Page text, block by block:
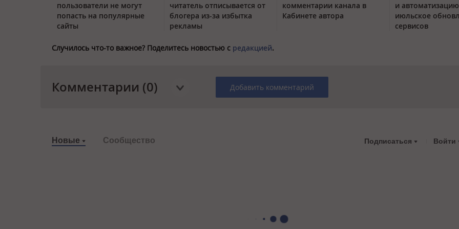
пользователи не могут
попасть на популярные
сайты
читатель отписывается от
блогера из-за избытка
рекламы
комментарии канала в
Кабинете автора
и
июльское
сервисов
Случилось что-то важное? Поделитесь новостью с редакцией.
Комментарии (0) Добавить комментарий
Новые Сообщество Подписаться Войти